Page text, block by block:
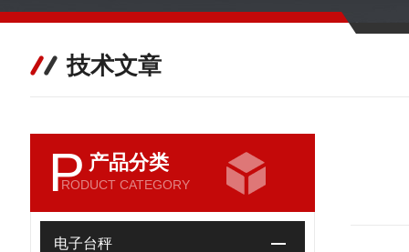
技术文章
P 产品分类
RODUCT CATEGORY
电子台秤